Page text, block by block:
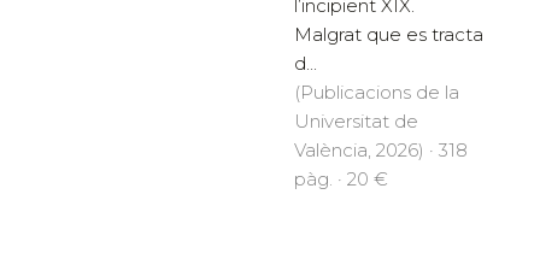
l’incipient XIX.
Malgrat que es tracta
d...
(Publicacions de la
Universitat de
València, 2026) · 318
pàg. · 20 €